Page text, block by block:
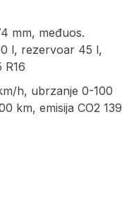
mm, međuos.
l, rezervoar 45 l,
R16
h, ubrzanje 0-100
km, emisija CO2 139